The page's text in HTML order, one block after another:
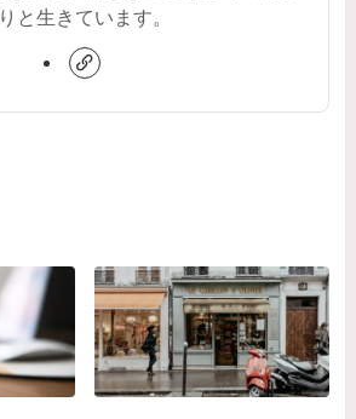
りと生きています。